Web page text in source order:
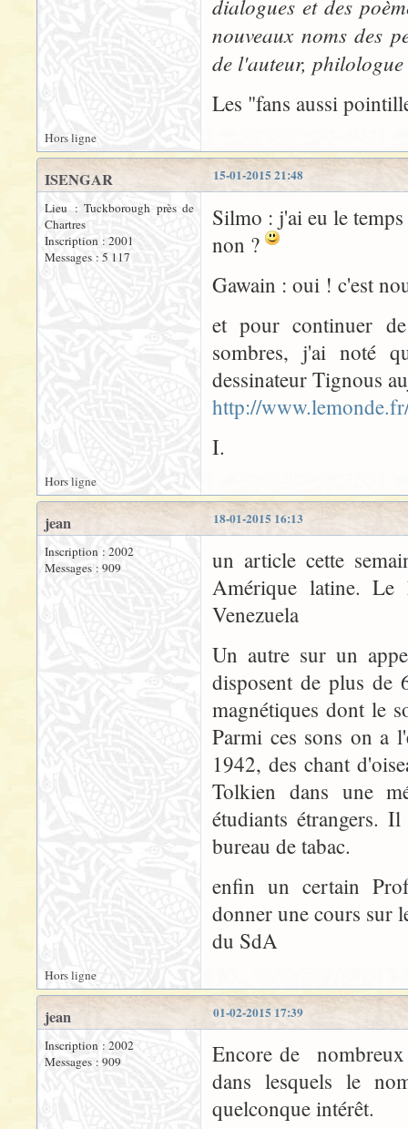
dialogues et des
nouveaux noms des
de l'auteur,
Les "fans aussi
Hors ligne
15-01-2015 21:48
ISENGAR
Lieu : Tuckborough près de
Chartres
Inscription : 2001
Messages : 5 117
Silmo : j'ai eu le
non ?
Gawain : oui ! c'est
et pour continuer
sombres, j'ai noté
dessinateur Tignous
http://
I.
Hors ligne
18-01-2015 16:13
jean
Inscription : 2002
Messages : 909
un article cette
Amérique latine. Le
Venezuela
Un autre sur un
disposent de plus de
magnétiques dont le
Parmi ces sons on a
1942, des chant
Tolkien dans une
étudiants étrangers.
bureau de tabac.
enfin un certain
donner une cours sur
du SdA
Hors ligne
01-02-2015 17:39
jean
Inscription : 2002
Messages : 909
Encore de nombreux
dans lesquels le
quelconque intérêt.